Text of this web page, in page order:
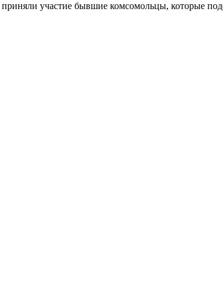
участие бывшие комсомольцы, которые